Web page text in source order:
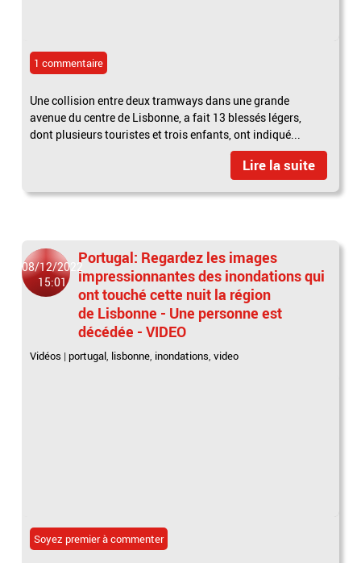
1 commentaire
Une collision entre deux tramways dans une grande
avenue du centre de Lisbonne, a fait 13 blessés légers,
dont plusieurs touristes et trois enfants, ont indiqué...
Lire la suite
08/12/2022
15:01
Portugal: Regardez les images
impressionnantes des inondations qui
ont touché cette nuit la région
de Lisbonne - Une personne est
décédée - VIDEO
Vidéos | portugal, lisbonne, inondations,video
Soyez premier à commenter